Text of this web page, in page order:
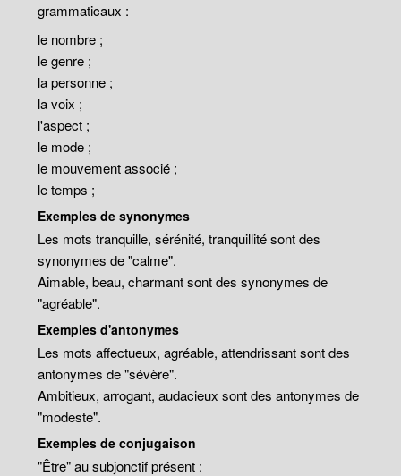
grammaticaux :
le nombre ;
le genre ;
la personne ;
la voix ;
l'aspect ;
le mode ;
le mouvement associé ;
le temps ;
Exemples de synonymes
Les mots tranquille, sérénité, tranquillité sont des
synonymes de "calme".
Aimable, beau, charmant sont des synonymes de
"agréable".
Exemples d'antonymes
Les mots affectueux, agréable, attendrissant sont des
antonymes de "sévère".
Ambitieux, arrogant, audacieux sont des antonymes de
"modeste".
Exemples de conjugaison
"Être" au subjonctif présent :